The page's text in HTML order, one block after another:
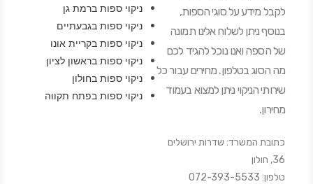
לקבל מידע על סוגי הספות,
בנוסף ניתן לשלוח אלינו תמונה
של הספה ואנו נוכל להגיד לכם
מה הסוג בטלפון. מחירים עבור כל
שירותי הניקוי ניתן למצוא בעמוד
מחירון.
כתובת המשרד: שדרות ירושלים
36, חולון
טלפון: 072-393-5533
ניקוי ספות ברמת גן
ניקוי ספות בגבעתיים
ניקוי ספות בקריית אונו
ניקוי ספות בראשון לציון
ניקוי ספות בחולון
ניקוי ספות בפתח תקווה